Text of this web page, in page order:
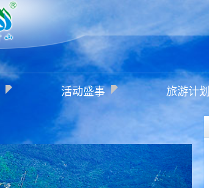
活动盛事 旅游计划